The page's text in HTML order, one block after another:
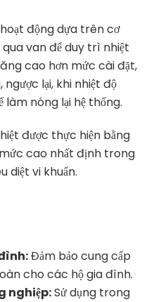
động dựa trên cơ
van để duy trì nhiệt
cao hơn mức cài đặt,
lại, khi nhiệt độ
làm nóng lại hệ thống.
được thực hiện bằng
cao nhất định trong
diệt vi khuẩn.
Đảm bảo cung cấp
cho các hộ gia đình.
nghiệp:Sử dụng trong